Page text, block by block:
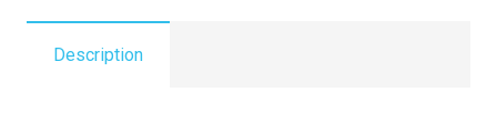
3_
Description